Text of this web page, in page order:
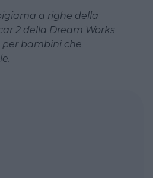
a righe della
2 della Dream Works
bambini che